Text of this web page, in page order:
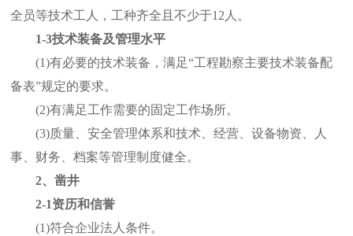
全员等技术工人，工种齐全且不少于12人。
1-3技术装备及管理水平
(1)有必要的技术装备，满足“工程勘察主要技术装备配
备表”规定的要求。
(2)有满足工作需要的固定工作场所。
(3)质量、安全管理体系和技术、经营、设备物资、人
事、财务、档案等管理制度健全。
2、凿井
2-1资历和信誉
(1)符合企业法人条件。